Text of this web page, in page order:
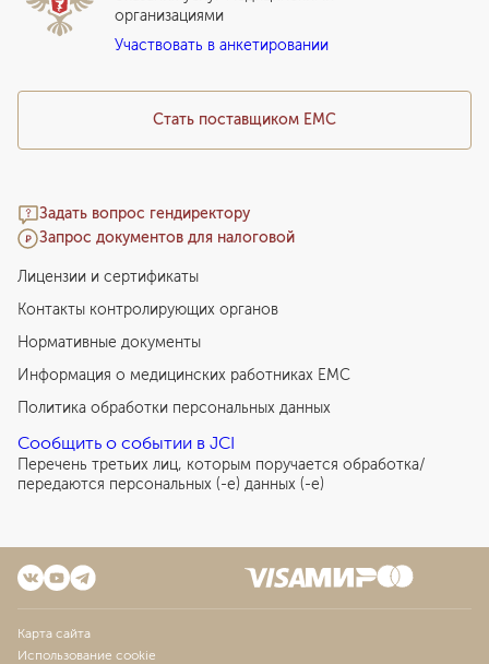
Подарочный сертификат EMC
Медицинский туризм
Стать поставщиком ЕМС
Задать вопрос гендиректору
Запрос документов для налоговой
организациями
Участвовать в анкетировании
Лицензии и сертификаты
Контакты контролирующих органов
Нормативные документы
Информация о медицинских работниках EMC
Политика обработки персональных данных
Сообщить о событии в JCI
Перечень третьих лиц, которым поручается обработка/
передаются персональных (-е) данных (-е)
Карта сайта
Использование cookie